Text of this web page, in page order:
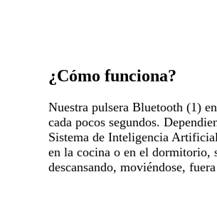
¿Cómo funciona?
Nuestra pulsera Bluetooth (1)
cada pocos segundos.
Sistema de Inteligencia
en la cocina o en el dormitorio,
descansando, moviéndose,